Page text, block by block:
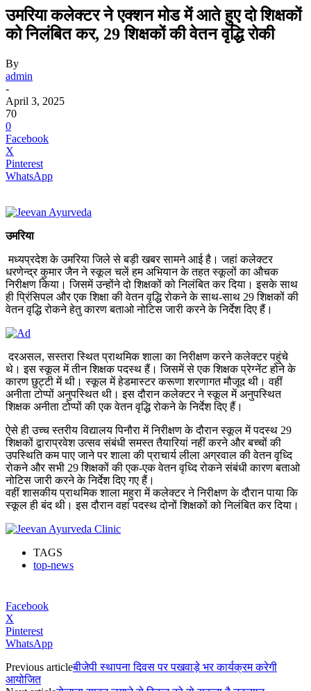
उमरिया कलेक्टर ने एक्शन मोड में आते हुए दो शिक्षकों
को निलंबित कर, 29 शिक्षकों की वेतन वृद्धि रोकी
By
admin
-
April 3, 2025
70
0
Facebook
X
Pinterest
WhatsApp
उमरिया
मध्यप्रदेश के उमरिया जिले से बड़ी खबर सामने आई है। जहां कलेक्टर
धरणेन्द्र कुमार जैन ने स्कूल चलें हम अभियान के तहत स्कूलों का औचक
निरीक्षण किया। जिसमें उन्होंने दो शिक्षकों को निलंबित कर दिया। इसके साथ
ही प्रिंसिपल और एक शिक्षा की वेतन वृद्धि रोकने के साथ-साथ 29 शिक्षकों की
वेतन वृद्धि रोकने हेतु कारण बताओ नोटिस जारी करने के निर्देश दिए हैं।
दरअसल, सस्तरा स्थित प्राथमिक शाला का निरीक्षण करने कलेक्टर पहुंचे
थे। इस स्कूल में तीन शिक्षक पदस्थ हैं। जिसमें से एक शिक्षक प्रेग्नेंट होने के
कारण छुट्टी में थी। स्कूल में हेडमास्टर करूणा शरणागत मौजूद थी। वहीं
अनीता टोप्पों अनुपस्थित थी। इस दौरान कलेक्टर ने स्कूल में अनुपस्थित
शिक्षक अनीता टोप्पों की एक वेतन वृद्धि रोकने के निर्देश दिए हैं।
ऐसे ही उच्च स्तरीय विद्यालय पिनौरा में निरीक्षण के दौरान स्कूल में पदस्थ 29
शिक्षकों द्वाराप्रवेश उत्सव संबंधी समस्त तैयारियां नहीं करने और बच्चों की
उपस्थिति कम पाए जाने पर शाला की प्राचार्य लीला अग्रवाल की वेतन वृध्दि
रोकने और सभी 29 शिक्षकों की एक-एक वेतन वृध्दि रोकने संबंधी कारण बताओ
नोटिस जारी करने के निर्देश दिए गए हैं।
वहीं शासकीय प्राथमिक शाला महुरा में कलेक्टर ने निरीक्षण के दौरान पाया कि
स्कूल ही बंद थी। इस दौरान वहां पदस्थ दोनों शिक्षकों को निलंबित कर दिया।
TAGS
top-news
Facebook
X
Pinterest
WhatsApp
Previous articleबीजेपी स्थापना दिवस पर पखवाड़े भर कार्यक्रम करेगी
आयोजित